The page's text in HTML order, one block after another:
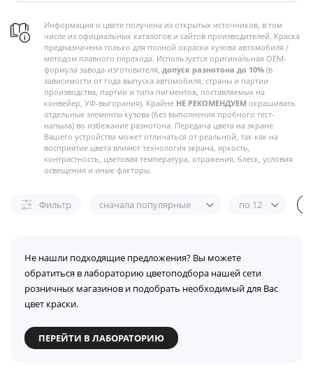
Информация о цвете получена из открытых источников, в том
числе из официальных каталогов и сайтов производителей. Краска
предназначена только для полной окраски кузова автомобиля /
методом плавного перехода. Используется оригинальная OEM-
формула завода-изготовителя, допуск разнотона до 10% (в
зависимости от года выпуска автомобиля, страны и партии
производства, партии и типа пигментов, поставляемых на
конвейер, УФ-выгорания). Крайне НЕ РЕКОМЕНДУЕМ окрашивать
отдельные элементы кузова (без выполнения пробного тест-
напыла) во избежание разнотона. Передача цвета на экране
Вашего устройства может отличаться от реальной, так как на
восприятие цвета влияют технология экрана, яркость,
контрастность, цветовая температура, отражения, блеск, условия
освещения и иные факторы.
Фильтр сначала популярные по 12
Не нашли подходящие предложения? Вы можете
обратиться в лабораторию цветоподбора нашей сети
розничных магазинов и подобрать необходимый для Вас
цвет краски.
ПЕРЕЙТИ В ЛАБОРАТОРИЮ